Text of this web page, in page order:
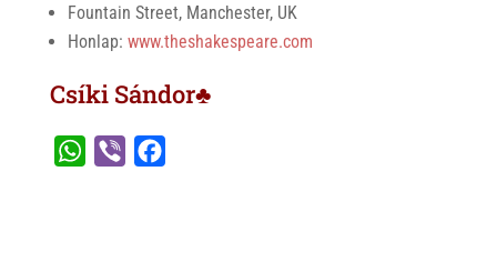
Fountain Street, Manchester, UK
Honlap: www.theshakespeare.com
Csíki Sándor♣